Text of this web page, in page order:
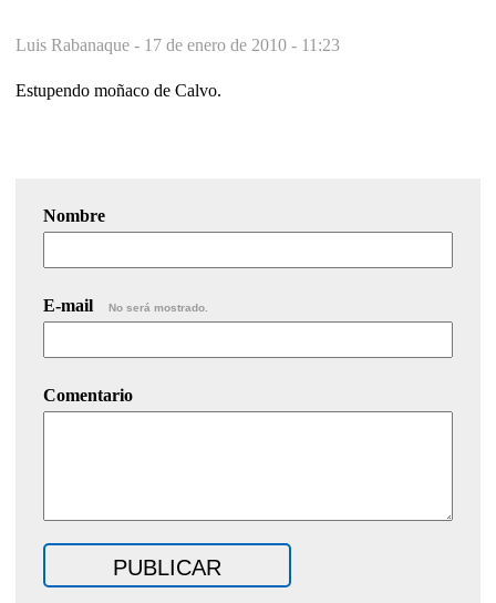
Luis Rabanaque - 17 de enero de 2010 - 11:23
Estupendo moñaco de Calvo.
Nombre
E-mail No será mostrado.
Comentario